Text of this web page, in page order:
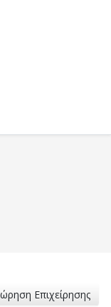
Επιχείρησης